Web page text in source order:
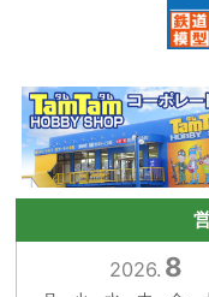
2026. 8